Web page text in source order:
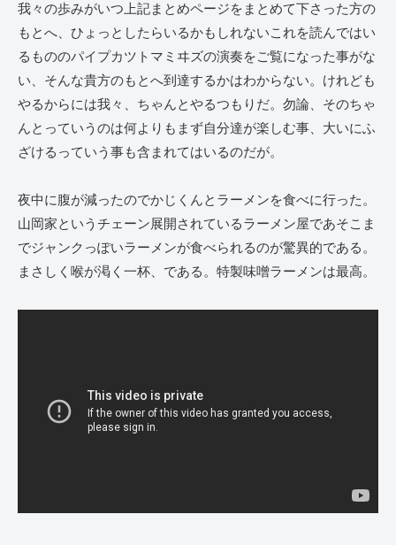
我々の歩みがいつ上記まとめページをまとめて下さった方の
もとへ、ひょっとしたらいるかもしれないこれを読んではい
るもののパイプカツトマミヰズの演奏をご覧になった事がな
い、そんな貴方のもとへ到達するかはわからない。けれども
やるからには我々、ちゃんとやるつもりだ。勿論、そのちゃ
んとっていうのは何よりもまず自分達が楽しむ事、大いにふ
ざけるっていう事も含まれてはいるのだが。
夜中に腹が減ったのでかじくんとラーメンを食べに行った。
山岡家というチェーン展開されているラーメン屋であそこま
でジャンクっぽいラーメンが食べられるのが驚異的である。
まさしく喉が渇く一杯、である。特製味噌ラーメンは最高。